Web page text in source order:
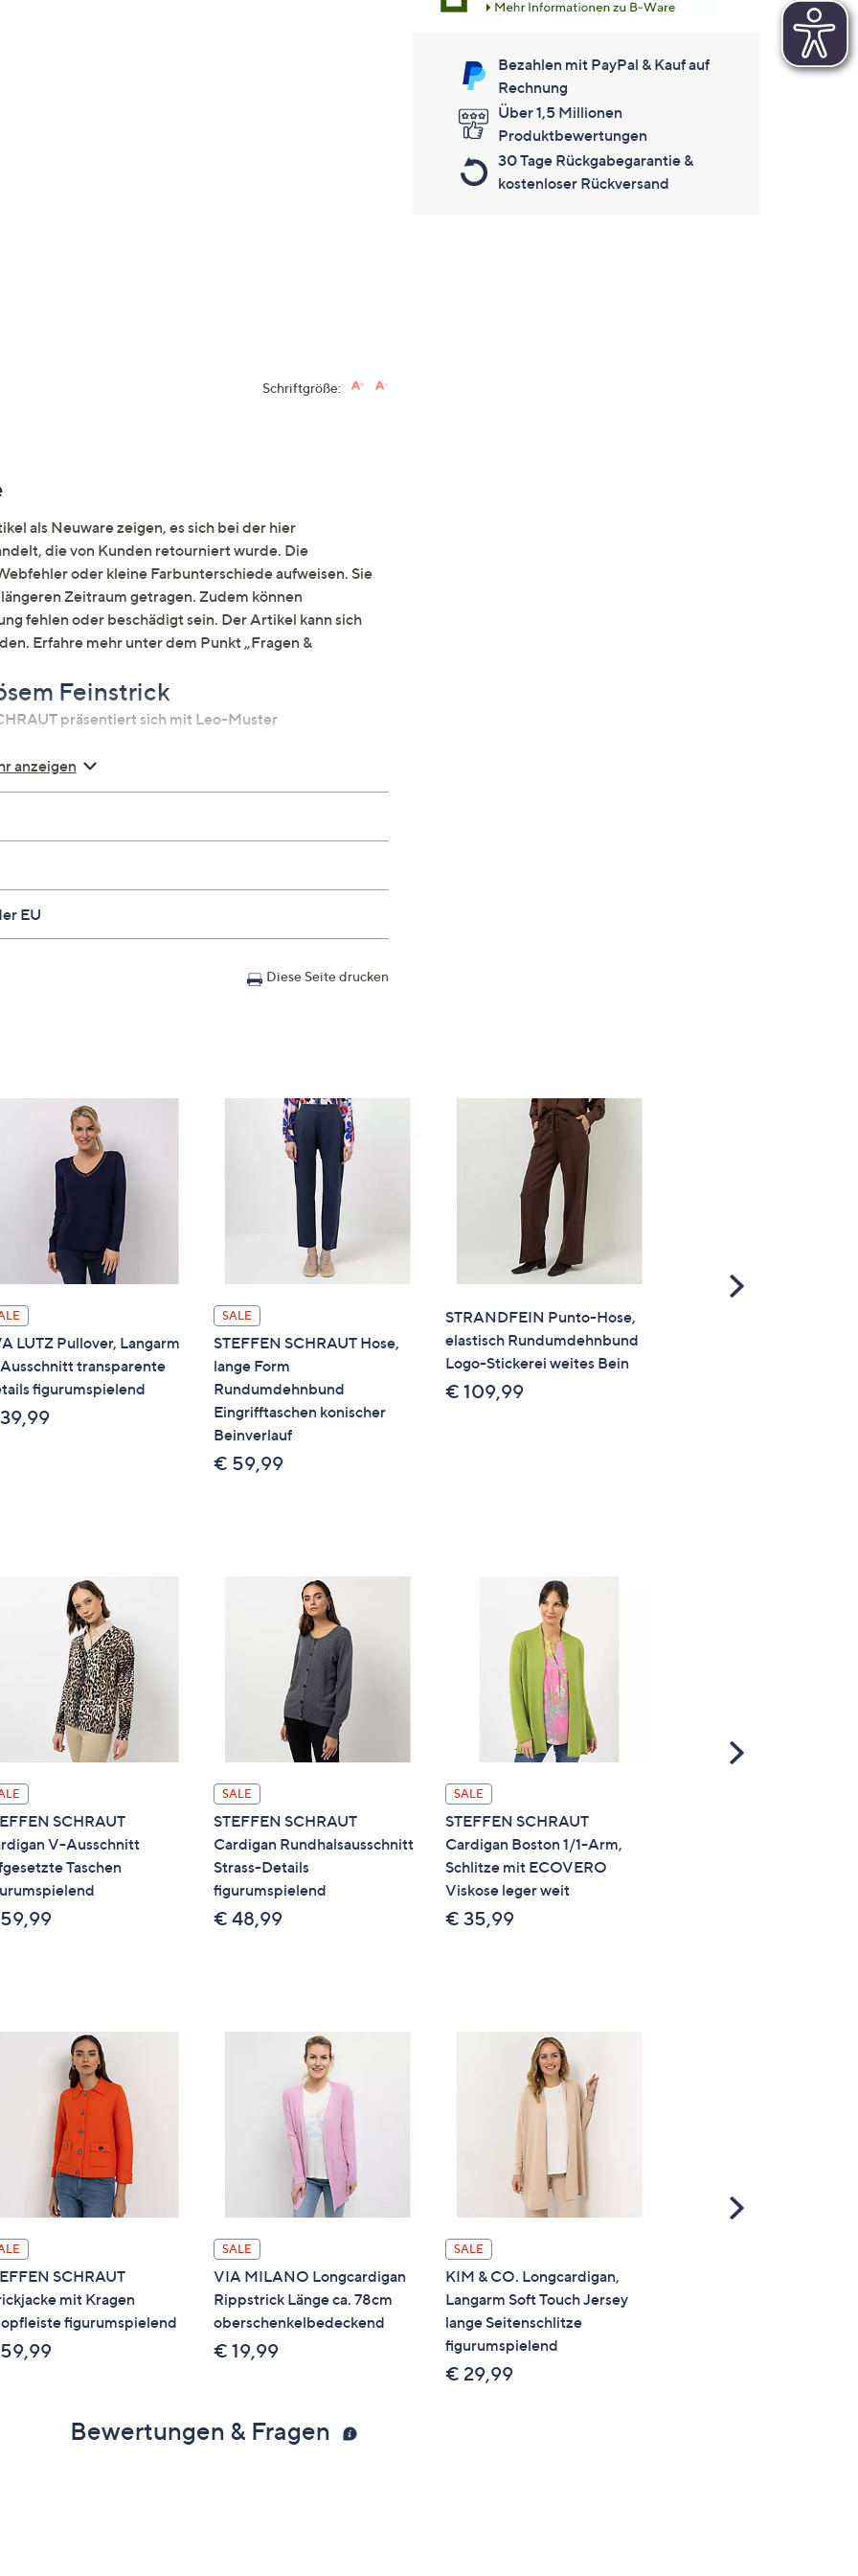
Bezahlen mit PayPal & Kauf auf
Rechnung
Über 1,5 Millionen
Produktbewertungen
30 Tage Rückgabegarantie &
kostenloser Rückversand
Schriftgröße:
als Neuware zeigen, es sich bei der hier
die von Kunden retourniert wurde. Die
oder kleine Farbunterschiede aufweisen. Sie
Zeitraum getragen. Zudem können
fehlen oder beschädigt sein. Der Artikel kann sich
Erfahre mehr unter dem Punkt „Fragen &
Feinstrick
präsentiert sich mit Leo-Muster
und Ärmelsaum
anzeigen
EU
Diese Seite drucken
LUTZ Pullover, Langarm
transparente
figurumspielend
SALE
STEFFEN SCHRAUT Hose,
lange Form
Rundumdehnbund
Eingrifftaschen konischer
Beinverlauf
€ 59,99
STRANDFEIN Punto-Hose,
elastisch Rundumdehnbund
Logo-Stickerei weites Bein
€ 109,99
Scroll
SCHRAUT
V-Ausschnitt
Taschen
SALE
STEFFEN SCHRAUT
Cardigan Rundhalsausschnitt
Strass-Details
figurumspielend
€ 48,99
SALE
STEFFEN SCHRAUT
Cardigan Boston 1/1-Arm,
Schlitze mit ECOVERO
Viskose leger weit
€ 35,99
Scroll
SCHRAUT
mit Kragen
figurumspielend
SALE
VIA MILANO Longcardigan
Rippstrick Länge ca. 78cm
oberschenkelbedeckend
€ 19,99
SALE
KIM & CO. Longcardigan,
Langarm Soft Touch Jersey
lange Seitenschlitze
figurumspielend
€ 29,99
Scroll
Bewertungen & Fragen